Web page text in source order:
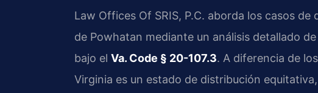
Law Offices Of SRIS, P.C. aborda los casos
de Powhatan mediante un análisis detallado
bajo el Va. Code § 20-107.3. A diferencia de
Virginia es un estado de distribución